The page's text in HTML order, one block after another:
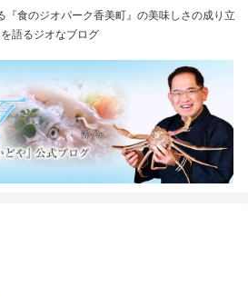
『食のジオパーク香美町』の美味しさの成り立
語るジオなブログ